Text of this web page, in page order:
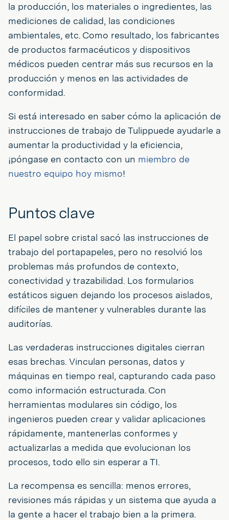
la producción, los materiales o ingredientes, las
mediciones de calidad, las condiciones
ambientales, etc. Como resultado, los fabricantes
de productos farmacéuticos y dispositivos
médicos pueden centrar más sus recursos en la
producción y menos en las actividades de
conformidad.
Si está interesado en saber cómo la aplicación de
instrucciones de trabajo de Tulippuede ayudarle a
aumentar la productividad y la eficiencia,
¡póngase en contacto con un miembro de
nuestro equipo hoy mismo!
Puntos clave
El papel sobre cristal sacó las instrucciones de
trabajo del portapapeles, pero no resolvió los
problemas más profundos de contexto,
conectividad y trazabilidad. Los formularios
estáticos siguen dejando los procesos aislados,
difíciles de mantener y vulnerables durante las
auditorías.
Las verdaderas instrucciones digitales cierran
esas brechas. Vinculan personas, datos y
máquinas en tiempo real, capturando cada paso
como información estructurada. Con
herramientas modulares sin código, los
ingenieros pueden crear y validar aplicaciones
rápidamente, mantenerlas conformes y
actualizarlas a medida que evolucionan los
procesos, todo ello sin esperar a TI.
La recompensa es sencilla: menos errores,
revisiones más rápidas y un sistema que ayuda a
la gente a hacer el trabajo bien a la primera.